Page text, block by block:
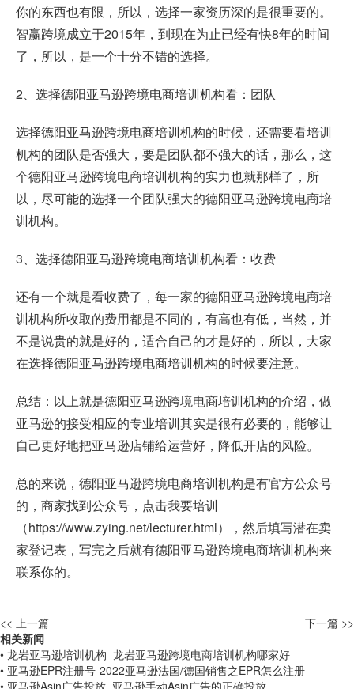
你的东西也有限，所以，选择一家资历深的是很重要的。
智赢跨境成立于2015年，到现在为止已经有快8年的时间
了，所以，是一个十分不错的选择。
2、选择德阳亚马逊跨境电商培训机构看：团队
选择德阳亚马逊跨境电商培训机构的时候，还需要看培训
机构的团队是否强大，要是团队都不强大的话，那么，这
个德阳亚马逊跨境电商培训机构的实力也就那样了，所
以，尽可能的选择一个团队强大的德阳亚马逊跨境电商培
训机构。
3、选择德阳亚马逊跨境电商培训机构看：收费
还有一个就是看收费了，每一家的德阳亚马逊跨境电商培
训机构所收取的费用都是不同的，有高也有低，当然，并
不是说贵的就是好的，适合自己的才是好的，所以，大家
在选择德阳亚马逊跨境电商培训机构的时候要注意。
总结：以上就是德阳亚马逊跨境电商培训机构的介绍，做
亚马逊的接受相应的专业培训其实是很有必要的，能够让
自己更好地把亚马逊店铺给运营好，降低开店的风险。
总的来说，德阳亚马逊跨境电商培训机构是有官方公众号
的，商家找到公众号，点击我要培训
（https://www.zying.net/lecturer.html），然后填写潜在卖
家登记表，写完之后就有德阳亚马逊跨境电商培训机构来
联系你的。
<< 上一篇
下一篇 >>
相关新闻
• 龙岩亚马逊培训机构_龙岩亚马逊跨境电商培训机构哪家好
• 亚马逊EPR注册号-2022亚马逊法国/德国销售之EPR怎么注册